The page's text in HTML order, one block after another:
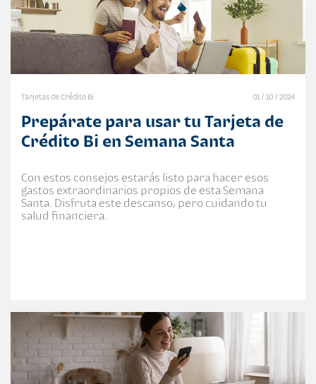
Tarjetas de Crédito Bi 01 / 10 / 2024
Prepárate para usar tu Tarjeta de
Crédito Bi en Semana Santa
Con estos consejos estarás listo para hacer esos
gastos extraordinarios propios de esta Semana
Santa. Disfruta este descanso, pero cuidando tu
salud financiera.